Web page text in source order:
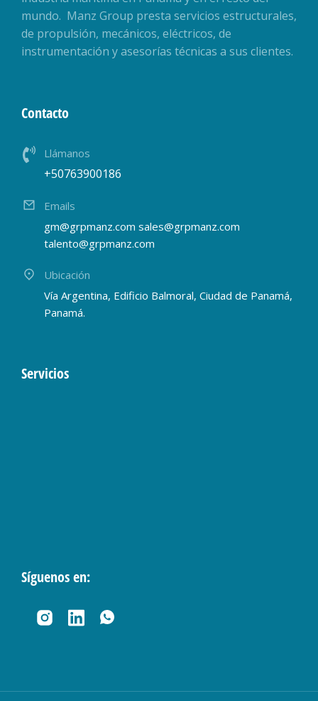
mundo. Manz Group presta servicios estructurales,
de propulsión, mecánicos, eléctricos, de
instrumentación y asesorías técnicas a sus clientes.
Contacto
Llámanos
+50763900186
Emails
gm@grpmanz.com sales@grpmanz.com
talento@grpmanz.com
Ubicación
Vía Argentina, Edificio Balmoral, Ciudad de Panamá,
Panamá.
Servicios
Síguenos en: